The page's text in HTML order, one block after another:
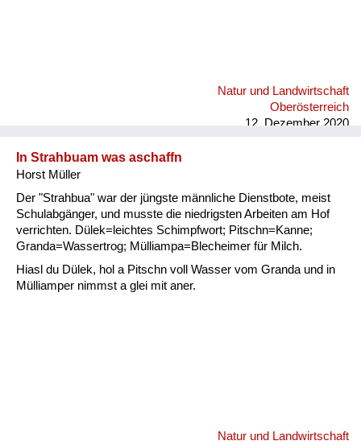
Natur und Landwirtschaft
Oberösterreich
12. Dezember 2020
In Strahbuam was aschaffn
Horst Müller
Der "Strahbua" war der jüngste männliche Dienstbote, meist
Schulabgänger, und musste die niedrigsten Arbeiten am Hof
verrichten. Dülek=leichtes Schimpfwort; Pitschn=Kanne;
Granda=Wassertrog; Mülliampa=Blecheimer für Milch.
Hiasl du Dülek, hol a Pitschn voll Wasser vom Granda und in
Mülliamper nimmst a glei mit aner.
Natur und Landwirtschaft